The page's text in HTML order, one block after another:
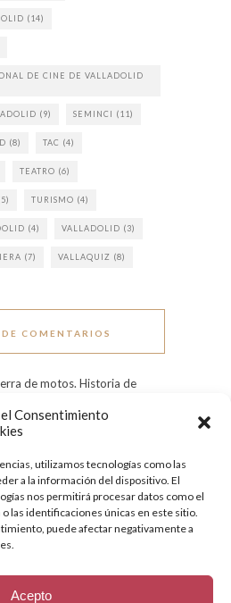
Consentimiento
utilizamos tecnologías como las
a la información del dispositivo. El
nos permitirá procesar datos como el
las identificaciones únicas en este sitio.
puede afectar negativamente a
Acepto
(14)
DE CINE DE VALLADOLID
(9) SEMINCI (11)
(8) TAC (4)
TEATRO (6)
TURISMO (4)
(4) VALLADOLID (3)
(7) VALLAQUIZ (8)
DE COMENTARIOS
de motos. Historia de
heladas: el Pisuerga
Tere
de la Mujer:
vallisoletanas por